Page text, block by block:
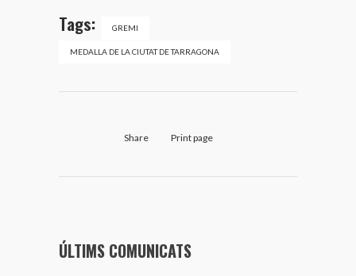
Tags: GREMI
MEDALLA DE LA CIUTAT DE TARRAGONA
Share Print page
ÚLTIMS COMUNICATS